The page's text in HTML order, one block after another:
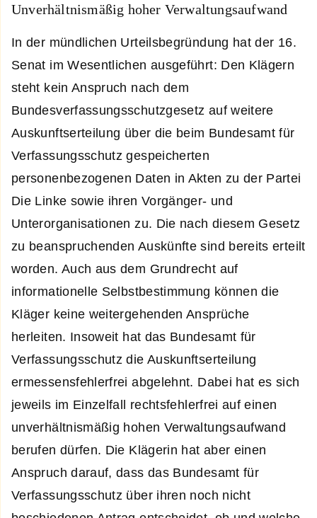
Unverhältnismäßig hoher Verwaltungsaufwand
In der mündlichen Urteilsbegründung hat der 16.
Senat im Wesentlichen ausgeführt: Den Klägern
steht kein Anspruch nach dem
Bundesverfassungsschutzgesetz auf weitere
Auskunftserteilung über die beim Bundesamt für
Verfassungsschutz gespeicherten
personenbezogenen Daten in Akten zu der Partei
Die Linke sowie ihren Vorgänger- und
Unterorganisationen zu. Die nach diesem Gesetz
zu beanspruchenden Auskünfte sind bereits erteilt
worden. Auch aus dem Grundrecht auf
informationelle Selbstbestimmung können die
Kläger keine weitergehenden Ansprüche
herleiten. Insoweit hat das Bundesamt für
Verfassungsschutz die Auskunftserteilung
ermessensfehlerfrei abgelehnt. Dabei hat es sich
jeweils im Einzelfall rechtsfehlerfrei auf einen
unverhältnismäßig hohen Verwaltungsaufwand
berufen dürfen. Die Klägerin hat aber einen
Anspruch darauf, dass das Bundesamt für
Verfassungsschutz über ihren noch nicht